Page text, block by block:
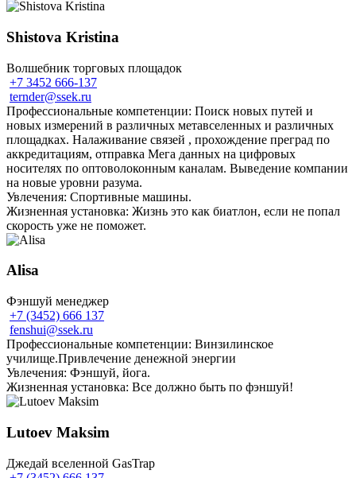
Shistova Kristina
Волшебник торговых площадок
+7 3452 666-137
ternder@ssek.ru
Профессиональные компетенции: Поиск новых путей и
новых измерений в различных метавселенных и различных
площадках. Налаживание связей , прохождение преград по
аккредитациям, отправка Мега данных на цифровых
носителях по оптоволоконным каналам. Выведение компании
на новые уровни разума.
Увлечения: Спортивные машины.
Жизненная установка: Жизнь это как биатлон, если не попал
скорость уже не поможет.
Alisa
Фэншуй менеджер
+7 (3452) 666 137
fenshui@ssek.ru
Профессиональные компетенции: Винзилинское
училище.Привлечение денежной энергии
Увлечения: Фэншуй, йога.
Жизненная установка: Все должно быть по фэншуй!
Lutoev Maksim
Джедай вселенной GasTrap